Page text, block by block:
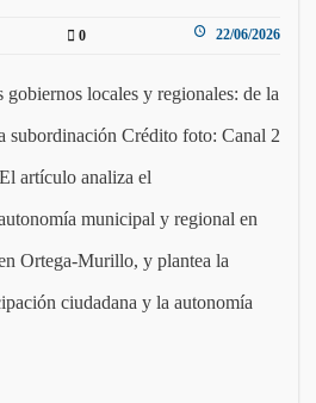
0 22/06/2026
locales y regionales: de la
subordinación Crédito foto: Canal 2
artículo analiza el
municipal y regional en
Ortega-Murillo, y plantea la
ciudadana y la autonomía